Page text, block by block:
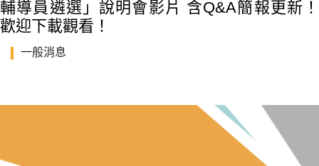
輔導員遴選」說明會影片 含Q&A簡報更新！
歡迎下載觀看！
一般消息